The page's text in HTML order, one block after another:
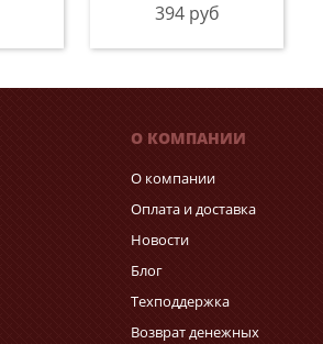
394 руб
О КОМПАНИИ
О компании
Оплата и доставка
Новости
Блог
Техподдержка
Возврат денежных